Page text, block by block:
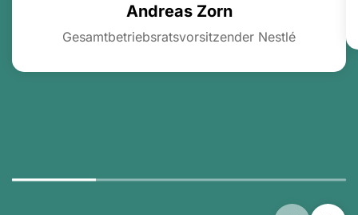
Andreas Zorn
Gesamtbetriebsratsvorsitzender Nestlé